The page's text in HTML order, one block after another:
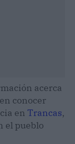
acerca
conocer
en Trancas,
el pueblo